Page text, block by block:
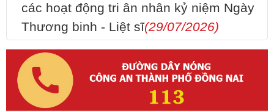
các hoạt động tri ân nhân kỷ niệm Ngày
Thương binh - Liệt sĩ(29/07/2026)